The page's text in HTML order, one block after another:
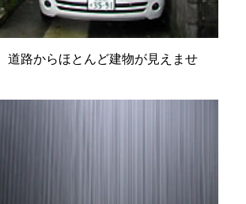
道路からほとんど建物が見えませ